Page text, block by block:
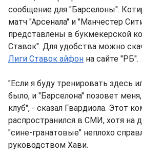
сообщение для "Барселоны".
матч "Арсенала" и "Манчестер
представлены в букмекерской
Ставок". Для удобства можно
Лиги Ставок айфон на сайте "РБ".
"Если я буду тренировать здесь
было, и "Барселона" позовет
клуб", - сказал Гвардиола. Этот
распространился в СМИ, хотя на
"сине-гранатовые" неплохо
руководством Хави.